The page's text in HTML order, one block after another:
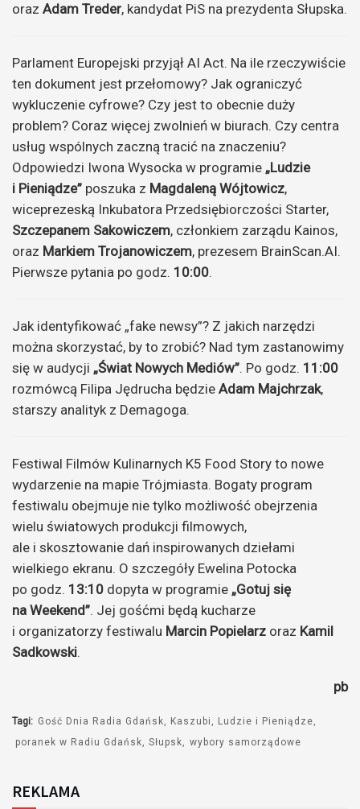
oraz Adam Treder, kandydat PiS na prezydenta Słupska.
Parlament Europejski przyjął AI Act. Na ile rzeczywiście
ten dokument jest przełomowy? Jak ograniczyć
wykluczenie cyfrowe? Czy jest to obecnie duży
problem? Coraz więcej zwolnień w biurach. Czy centra
usług wspólnych zaczną tracić na znaczeniu?
Odpowiedzi Iwona Wysocka w programie „Ludzie
i Pieniądze” poszuka z Magdaleną Wójtowicz,
wiceprezeską Inkubatora Przedsiębiorczości Starter,
Szczepanem Sakowiczem, członkiem zarządu Kainos,
oraz Markiem Trojanowiczem, prezesem BrainScan.AI.
Pierwsze pytania po godz. 10:00.
Jak identyfikować „fake newsy”? Z jakich narzędzi
można skorzystać, by to zrobić? Nad tym zastanowimy
się w audycji „Świat Nowych Mediów”. Po godz. 11:00
rozmówcą Filipa Jędrucha będzie Adam Majchrzak,
starszy analityk z Demagoga.
Festiwal Filmów Kulinarnych K5 Food Story to nowe
wydarzenie na mapie Trójmiasta. Bogaty program
festiwalu obejmuje nie tylko możliwość obejrzenia
wielu światowych produkcji filmowych,
ale i skosztowanie dań inspirowanych dziełami
wielkiego ekranu. O szczegóły Ewelina Potocka
po godz. 13:10 dopyta w programie „Gotuj się
na Weekend”. Jej gośćmi będą kucharze
i organizatorzy festiwalu Marcin Popielarz oraz Kamil
Sadkowski.
pb
Tagi: Gość Dnia Radia Gdańsk Kaszubi
Ludzie i Pieniądze
poranek w Radiu Gdańsk
Słupsk wybory samorządowe
REKLAMA